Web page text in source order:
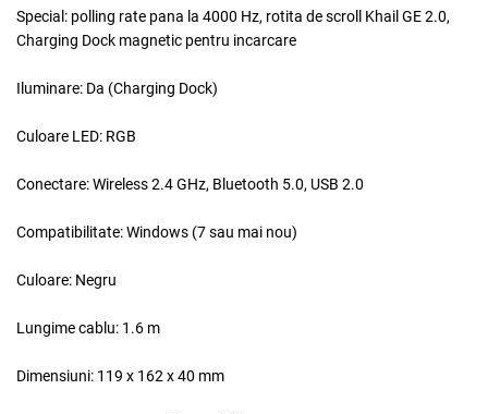
Special: polling rate pana la 4000 Hz, rotita de scroll Khail GE 2.0,
Charging Dock magnetic pentru incarcare
Iluminare: Da (Charging Dock)
Culoare LED: RGB
Conectare:Wireless 2.4 GHz, Bluetooth 5.0, USB 2.0
Compatibilitate:Windows (7 sau mai nou)
Culoare: Negru
Lungime cablu: 1.6 m
Dimensiuni: 119 x 162 x 40 mm